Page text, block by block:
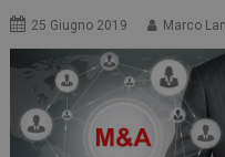
25 Giugno 2019 Marco